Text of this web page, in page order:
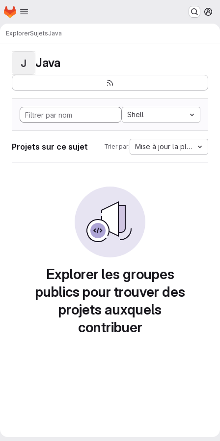
Passer au contenu principal
Page d'accueil
ExplorerSujetsJava
J Java
Shell
Projets sur ce sujet Trier par: Mise à jour la plus
Explorer les groupes
publics pour trouver des
projets auxquels
contribuer